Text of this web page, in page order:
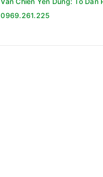
0969.261.225